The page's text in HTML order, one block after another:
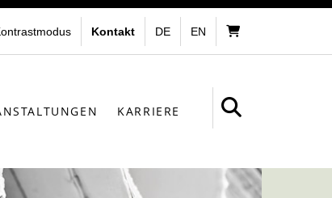
Kontakt DE EN
KARRIERE